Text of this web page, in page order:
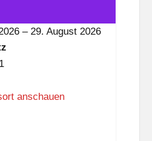
– 29. August 2026
anschauen